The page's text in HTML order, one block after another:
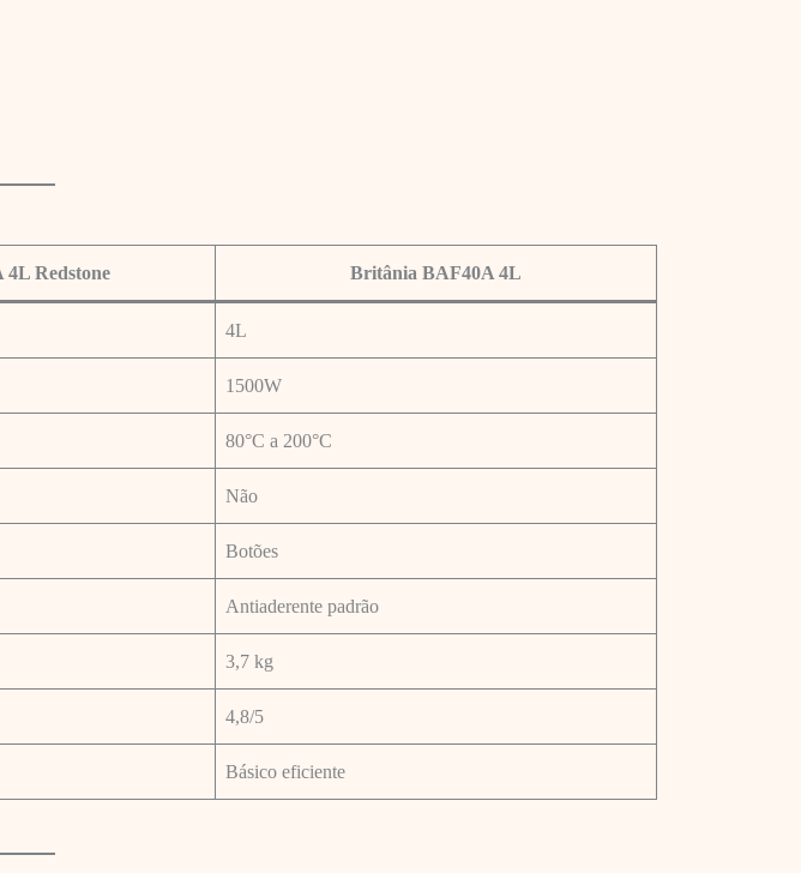
4L Redstone Britânia BAF40A 4L
4L
1500W
80°C a 200°C
Não
Botões
Antiaderente padrão
3,7 kg
4,8/5
Básico eficiente